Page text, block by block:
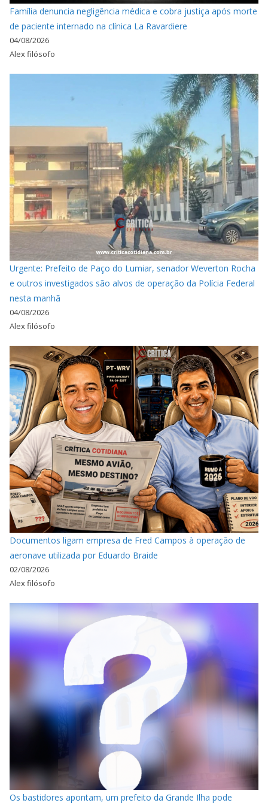
Família denuncia negligência médica e cobra justiça após morte
de paciente internado na clínica La Ravardiere
04/08/2026
Alex filósofo
Urgente: Prefeito de Paço do Lumiar, senador Weverton Rocha
e outros investigados são alvos de operação da Polícia Federal
nesta manhã
04/08/2026
Alex filósofo
Documentos ligam empresa de Fred Campos à operação de
aeronave utilizada por Eduardo Braide
02/08/2026
Alex filósofo
Os bastidores apontam, um prefeito da Grande Ilha pode